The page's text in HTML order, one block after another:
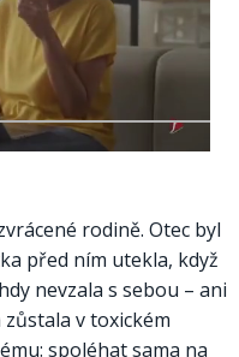
rodině. Otec byl
před ním utekla, když
nevzala s sebou – ani
v toxickém
spoléhat sama na